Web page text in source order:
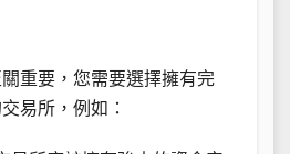
重要，您需要選擇擁有完
易所，例如：